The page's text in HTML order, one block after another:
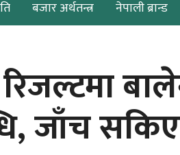
बजार अर्थतन्त्र नेपाली ब्रान्ड
जाँच